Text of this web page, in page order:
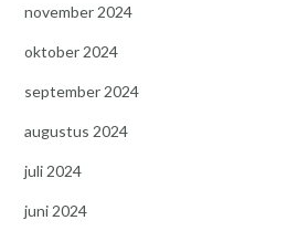
november 2024
oktober 2024
september 2024
augustus 2024
juli 2024
juni 2024